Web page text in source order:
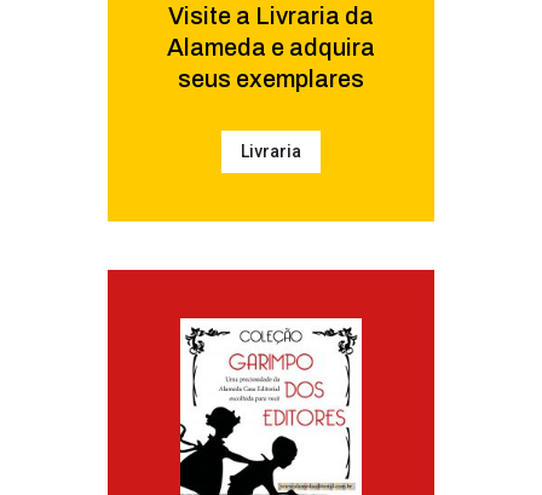
Visite a Livraria da
Alameda e adquira
seus exemplares
Livraria